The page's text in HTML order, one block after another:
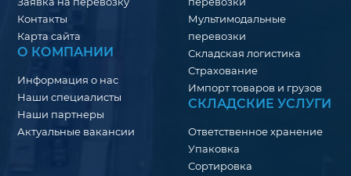
Контакты
Карта сайта
О КОМПАНИИ
Информация о нас
Наши специалисты
Наши партнеры
Актуальные вакансии
Мультимодальные
перевозки
Складская логистика
Страхование
Импорт товаров и грузов
СКЛАДСКИЕ УСЛУГИ
Ответственное хранение
Упаковка
Сортировка